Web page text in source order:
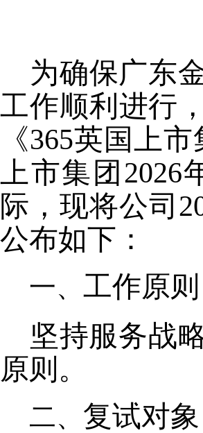
为确保广东
工作顺利进行
《365英国上
上市集团
际，现将公司
公布如下：
工作原则
坚持服务战
原则。
复试对象